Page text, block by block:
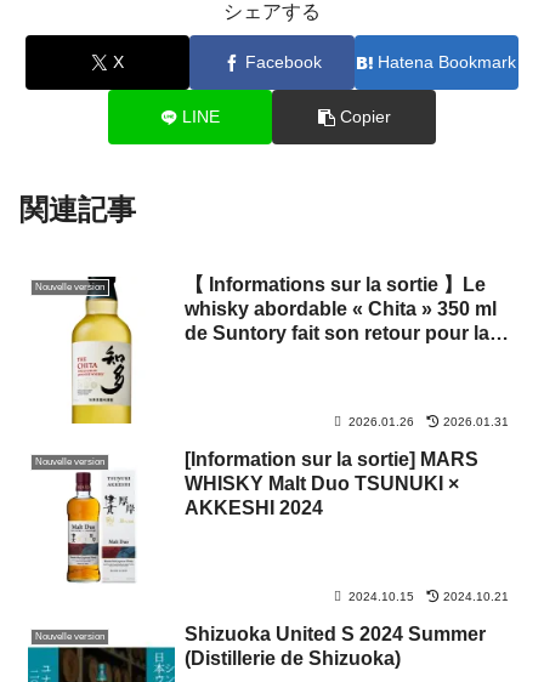
シェアする
X Facebook Hatena Bookmark
LINE Copier
関連記事
Nouvelle version
【 Informations sur la sortie 】Le
whisky abordable « Chita » 350 ml
de Suntory fait son retour pour la
2026.01.26 2026.01.31
Nouvelle version
[Information sur la sortie] MARS
WHISKY Malt Duo TSUNUKI ×
AKKESHI 2024
2024.10.15 2024.10.21
Nouvelle version
Shizuoka United S 2024 Summer
(Distillerie de Shizuoka)